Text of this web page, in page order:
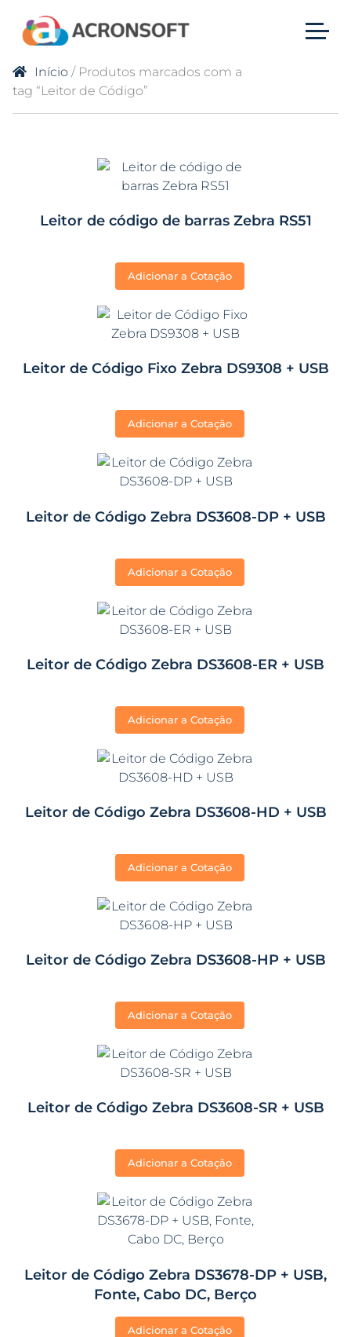
Início / Produtos marcados com a
tag “Leitor de Código”
Leitor de código de barras Zebra RS51
Adicionar a Cotação
Leitor de Código Fixo Zebra DS9308 + USB
Adicionar a Cotação
Leitor de Código Zebra DS3608-DP + USB
Adicionar a Cotação
Leitor de Código Zebra DS3608-ER + USB
Adicionar a Cotação
Leitor de Código Zebra DS3608-HD + USB
Adicionar a Cotação
Leitor de Código Zebra DS3608-HP + USB
Adicionar a Cotação
Leitor de Código Zebra DS3608-SR + USB
Adicionar a Cotação
Leitor de Código Zebra DS3678-DP + USB,
Fonte, Cabo DC, Berço
Adicionar a Cotação